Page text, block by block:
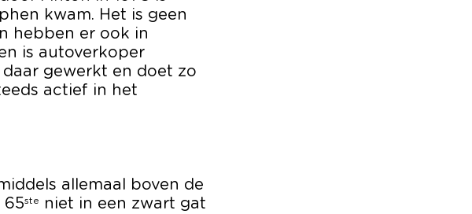
kwam. Het is geen
hebben er ook in
is autoverkoper
gewerkt en doet zo
actief in het
allemaal boven de
65ste
niet in een zwart gat